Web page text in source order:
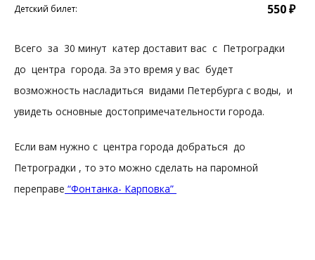
Детский билет: 550 ₽
Всего за 30 минут катер доставит вас с Петроградки
до центра города. За это время у вас будет
возможность насладиться видами Петербурга с воды, и
увидеть основные достопримечательности города.
Если вам нужно с центра города добраться до
Петроградки , то это можно сделать на паромной
переправе “Фонтанка- Карповка”